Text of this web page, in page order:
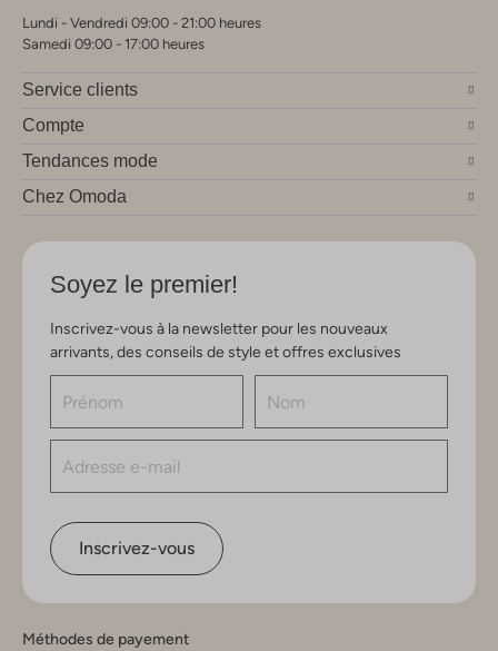
Lundi - Vendredi 09:00 - 21:00 heures
Samedi 09:00 - 17:00 heures
Service clients
Compte
Tendances mode
Chez Omoda
Soyez le premier!
Inscrivez-vous à la newsletter pour les nouveaux
arrivants, des conseils de style et offres exclusives
Inscrivez-vous
Méthodes de payement